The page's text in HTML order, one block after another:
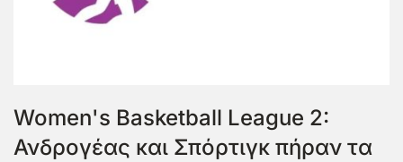
Women's Basketball League 2:
Ανδρογέας και Σπόρτιγκ πήραν τα